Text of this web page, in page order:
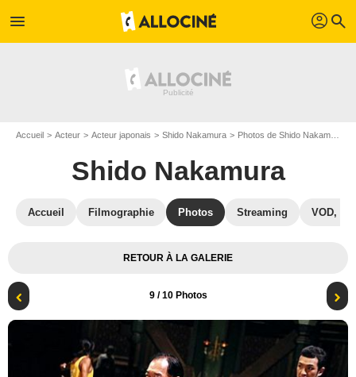
menu profil search
Accueil Acteur Acteur japonais Shido Nakamura Photos de Shido Nakamura
Shido Nakamura
Accueil Filmographie Photos Streaming VOD,
RETOUR À LA GALERIE
9/ 10 Photos